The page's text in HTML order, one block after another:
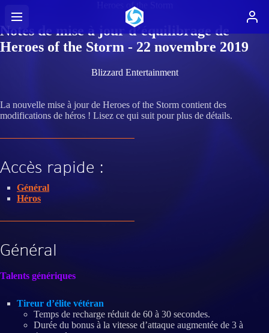
Heroes of the Storm
Notes de mise à jour d’équilibrage de
Heroes of the Storm - 22 novembre 2019
Blizzard Entertainment
La nouvelle mise à jour de Heroes of the Storm contient des
modifications de héros ! Lisez ce qui suit pour plus de détails.
Accès rapide :
Général
Héros
Général
Talents génériques
Tireur d’élite vétéran
Temps de recharge réduit de 60 à 30 secondes.
Durée du bonus à la vitesse d’attaque augmentée de 3 à